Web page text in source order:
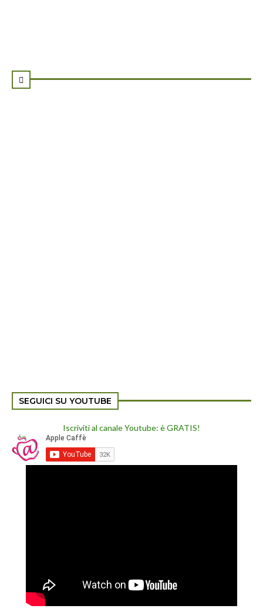

SEGUICI SU YOUTUBE
Iscriviti al canale Youtube: è GRATIS!